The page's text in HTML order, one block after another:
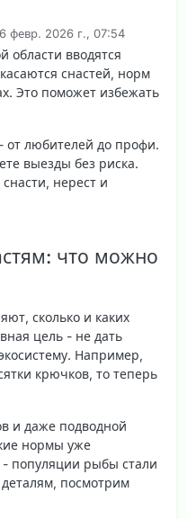
февр. 2026 г., 07:54
области вводятся
снастей, норм
Это поможет избежать
от любителей до профи.
выезды без риска.
нерест и
что можно
сколько и каких
цель - не дать
Например,
крючков, то теперь
и даже подводной
нормы уже
- популяции рыбы стали
деталям, посмотрим